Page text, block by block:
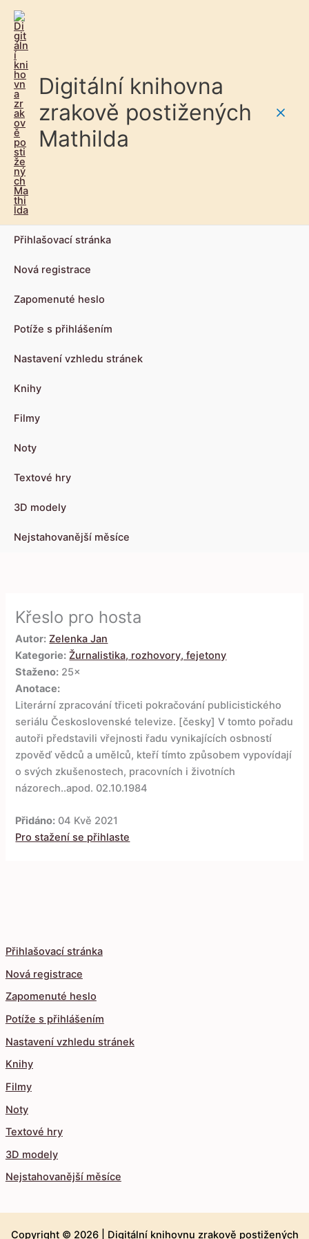
Digitální knihovna
zrakově postižených
Mathilda
Přihlašovací stránka
Nová registrace
Zapomenuté heslo
Potíže s přihlášením
Nastavení vzhledu stránek
Knihy
Filmy
Noty
Textové hry
3D modely
Nejstahovanější měsíce
Přihlašovací stránka
Nová registrace
Zapomenuté heslo
Potíže s přihlášením
Nastavení vzhledu stránek
Knihy
Filmy
Noty
Textové hry
3D modely
Nejstahovanější měsíce
Křeslo pro hosta
Autor: Zelenka Jan
Kategorie: Žurnalistika, rozhovory, fejetony
Staženo: 25×
Anotace:
Literární zpracování třiceti pokračování publicistického
seriálu Československé televize. [česky] V tomto pořadu
autoři představili vřejnosti řadu vynikajících osbností
zpověď vědců a umělců, kteří tímto způsobem vypovídají
o svých zkušenostech, pracovních i životních
názorech..apod. 02.10.1984
Přidáno: 04 Kvě 2021
Pro stažení se přihlaste
Copyright © 2026 | Digitální knihovnu zrakově postižených